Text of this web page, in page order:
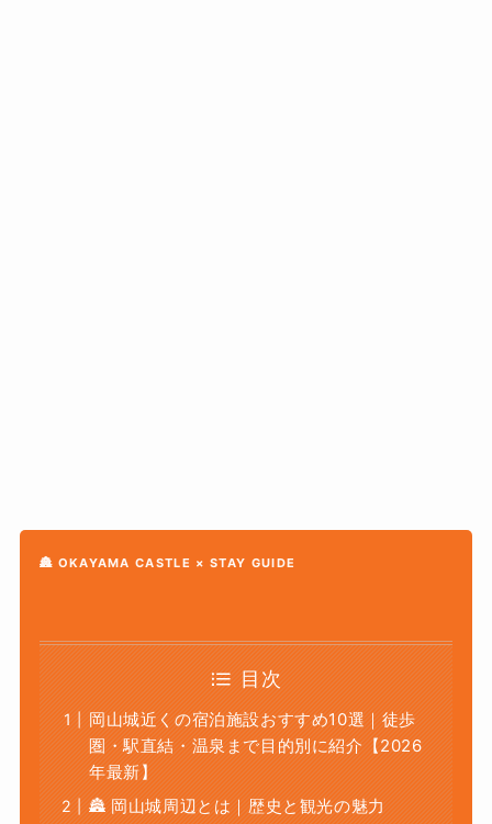
🏯 OKAYAMA CASTLE × STAY GUIDE
目次
岡山城近くの宿泊施設おすすめ10選｜徒歩
圏・駅直結・温泉まで目的別に紹介【2026
年最新】
🏯 岡山城周辺とは｜歴史と観光の魅力